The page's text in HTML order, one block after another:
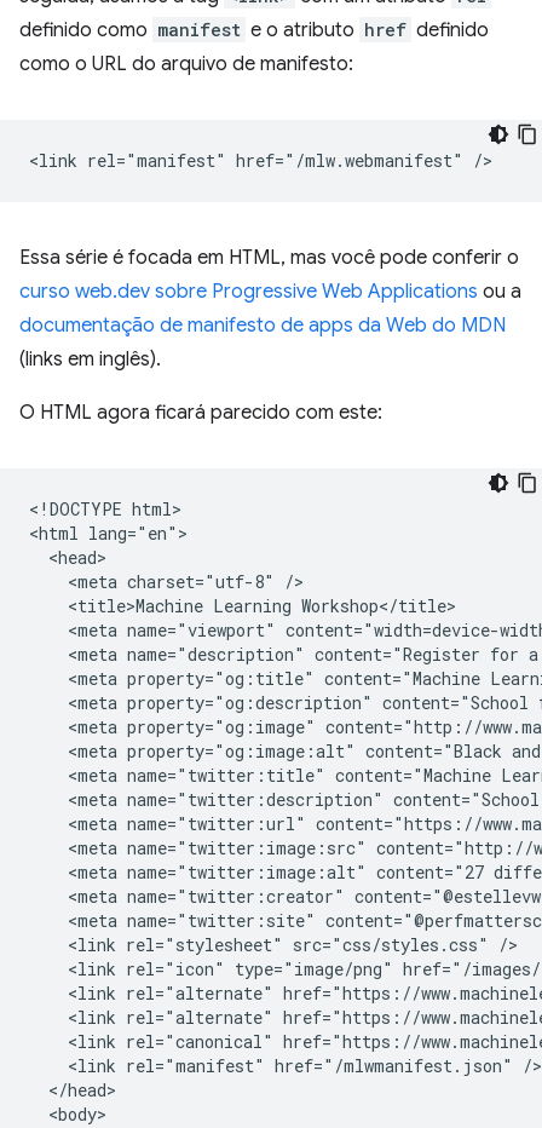
definido como manifest e o atributo href definido
como o URL do arquivo de manifesto:
Essa série é focada em HTML, mas você pode conferir o
curso web.dev sobre Progressive Web Applications ou a
documentação de manifesto de apps da Web do MDN
(links em inglês).
O HTML agora ficará parecido com este:
<!DOCTYPE html>
<html lang="en">
  <head>
    <meta charset="utf-8" />
    <title>Machine Learning Workshop</title>
<meta name="viewport" content="width=device-
<meta name="description" content="Register for
<meta property="og:title" content="Machine
<meta property="og:description"
<meta property="og:image" content="http://
<meta property="og:image:alt" content="Black
<meta name="twitter:title" content="Machine
<meta name="twitter:description"
<meta name="twitter:url" content="https://
<meta name="twitter:image:src"
<meta name="twitter:image:alt" content="27
<meta name="twitter:creator"
<meta name="twitter:site"
    <link rel="stylesheet" src="css/styles.css" />
<link rel="icon" type="image/png" href="/
<link rel="alternate" href="https://
<link rel="alternate" href="https://
<link rel="canonical" href="https://
    <link rel="manifest" href="/mlwmanifest.json" />
  </head>
  <body>